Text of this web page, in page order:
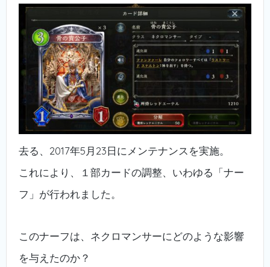
去る、2017年5月23日にメンテナンスを実施。
これにより、１部カードの調整、いわゆる「ナー
フ」が行われました。
このナーフは、ネクロマンサーにどのような影響
を与えたのか？